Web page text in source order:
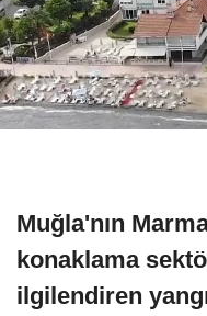
Muğla'nın
konaklama
ilgilendiren